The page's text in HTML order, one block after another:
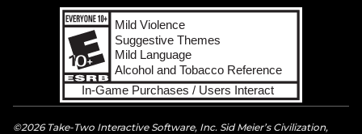
©2026 Take-Two Interactive Software, Inc. Sid Meier’s Civilization,